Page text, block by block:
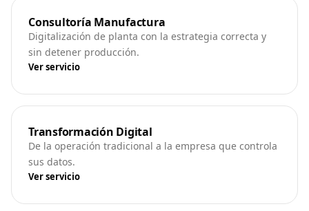
Consultoría Manufactura
Digitalización de planta con la estrategia correcta y
sin detener producción.
Ver servicio
Transformación Digital
De la operación tradicional a la empresa que controla
sus datos.
Ver servicio